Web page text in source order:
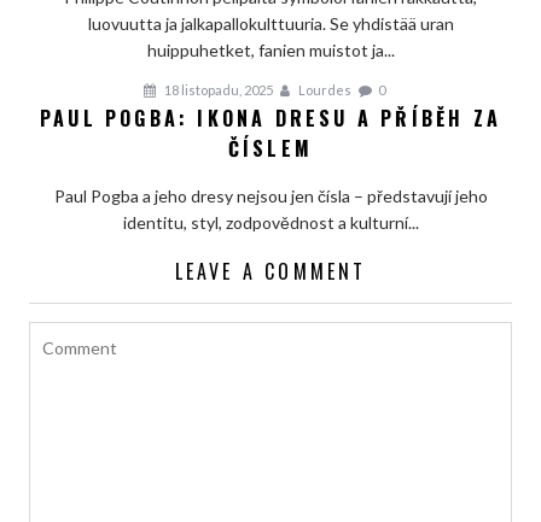
luovuutta ja jalkapallokulttuuria. Se yhdistää uran
huippuhetket, fanien muistot ja...
18 listopadu, 2025 Lourdes 0
PAUL POGBA: IKONA DRESU A PŘÍBĚH ZA
ČÍSLEM
Paul Pogba a jeho dresy nejsou jen čísla – představují jeho
identitu, styl, zodpovědnost a kulturní...
LEAVE A COMMENT